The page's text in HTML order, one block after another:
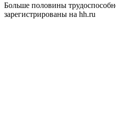
Больше половины
зарегистрированы на hh.ru